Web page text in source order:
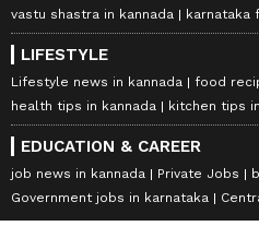
vastu shastra in kannada
karnataka
LIFESTYLE
Lifestyle news in kannada
food
health tips in kannada
kitchen tips
EDUCATION & CAREER
job news in kannada Private Jobs
Government jobs in karnataka